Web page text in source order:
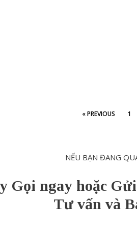
« PREVIOUS 1
NẾU BẠN ĐANG
Gọi ngay hoặc
Tư vấn và